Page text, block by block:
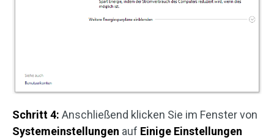
Schritt 4: Anschließend klicken Sie im Fenster von
Systemeinstellungen auf Einige Einstellungen